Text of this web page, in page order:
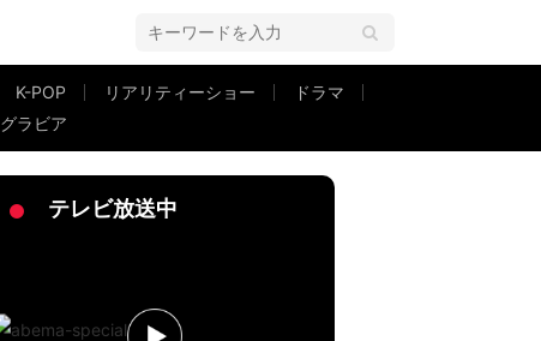
K-POP リアリティーショー
ドラマ
グラビア
テレビ放送中